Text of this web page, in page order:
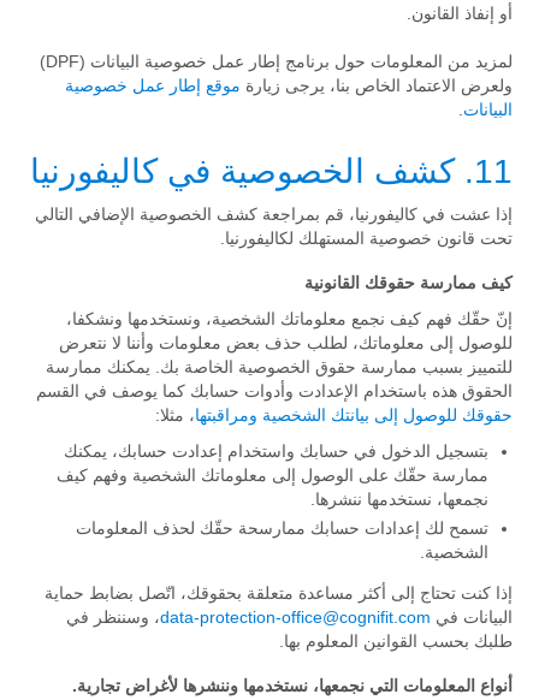
أو إنفاذ القانون.
لمزيد من المعلومات حول برنامج إطار عمل خصوصية البيانات (DPF)
ولعرض الاعتماد الخاص بنا، يرجى زيارة موقع إطار عمل خصوصية
البيانات
11. كشف الخصوصية في كاليفورنيا
إذا عشت في كاليفورنيا، قم بمراجعة كشف الخصوصية الإضافي التالي
تحت قانون خصوصية المستهلك لكاليفورنيا.
كيف ممارسة حقوقك القانونية
إنّ حقّك فهم كيف نجمع معلوماتك الشخصية، ونستخدمها ونشكفا،
للوصول إلى معلوماتك، لطلب حذف بعض معلومات وأننا لا نتعرض
للتمييز بسبب ممارسة حقوق الخصوصية الخاصة بك. يمكنك ممارسة
الحقوق هذه باستخدام الإعدادت وأدوات حسابك كما يوصف في القسم
حقوقك للوصول إلى بيانتك الشخصية ومراقبتها، مثلا:
بتسجيل الدخول في حسابك واستخدام إعدادت حسابك، يمكنك
ممارسة حقّك على الوصول إلى معلوماتك الشخصية وفهم كيف
نجمعها، نستخدمها ننشرها.
تسمح لك إعدادات حسابك ممارسحة حقّك لحذف المعلومات
الشخصية.
إذا كنت تحتاج إلى أكثر مساعدة متعلقة بحقوقك، اتّصل بضابط حماية
البيانات في data-protection-office@cognifit.com، وسننظر في
طلبك بحسب القوانين المعلوم بها.
أنواع المعلومات التي نجمعها، نستخدمها وننشرها لأغراض تجارية.